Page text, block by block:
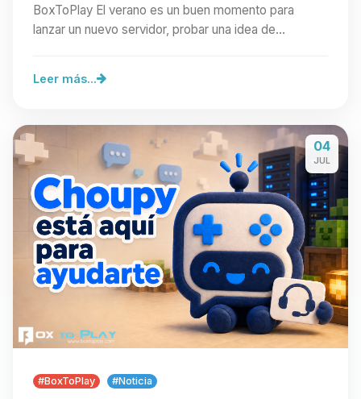
BoxToPlay El verano es un buen momento para
lanzar un nuevo servidor, probar una idea de
Leer más...
04
JUL
#BoxToPlay #Noticia